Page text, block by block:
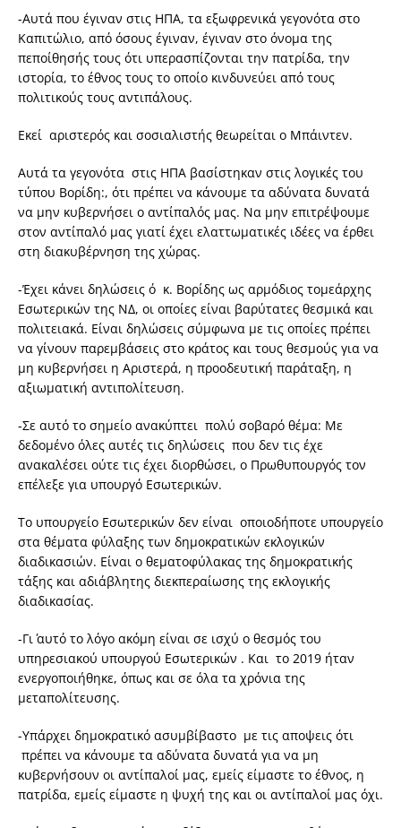
-Αυτά που έγιναν στις ΗΠΑ, τα εξωφρενικά γεγονότα στο
Καπιτώλιο, από όσους έγιναν, έγιναν στο όνομα της
πεποίθησής τους ότι υπερασπίζονται την πατρίδα, την
ιστορία, το έθνος τους το οποίο κινδυνεύει από τους
πολιτικούς τους αντιπάλους.
Εκεί αριστερός και σοσιαλιστής θεωρείται ο Μπάιντεν.
Αυτά τα γεγονότα στις ΗΠΑ βασίστηκαν στις λογικές του
τύπου Βορίδη:, ότι πρέπει να κάνουμε τα αδύνατα δυνατά
να μην κυβερνήσει ο αντίπαλός μας. Να μην επιτρέψουμε
στον αντίπαλό μας γιατί έχει ελαττωματικές ιδέες να έρθει
στη διακυβέρνηση της χώρας.
-Έχει κάνει δηλώσεις ό κ. Βορίδης ως αρμόδιος τομεάρχης
Εσωτερικών της ΝΔ, οι οποίες είναι βαρύτατες θεσμικά και
πολιτειακά. Είναι δηλώσεις σύμφωνα με τις οποίες πρέπει
να γίνουν παρεμβάσεις στο κράτος και τους θεσμούς για να
μη κυβερνήσει η Αριστερά, η προοδευτική παράταξη, η
αξιωματική αντιπολίτευση.
-Σε αυτό το σημείο ανακύπτει πολύ σοβαρό θέμα: Με
δεδομένο όλες αυτές τις δηλώσεις που δεν τις έχε
ανακαλέσει ούτε τις έχει διορθώσει, ο Πρωθυπουργός τον
επέλεξε για υπουργό Εσωτερικών.
Το υπουργείο Εσωτερικών δεν είναι οποιοδήποτε υπουργείο
στα θέματα φύλαξης των δημοκρατικών εκλογικών
διαδικασιών. Είναι ο θεματοφύλακας της δημοκρατικής
τάξης και αδιάβλητης διεκπεραίωσης της εκλογικής
διαδικασίας.
-Γι΄ αυτό το λόγο ακόμη είναι σε ισχύ ο θεσμός του
υπηρεσιακού υπουργού Εσωτερικών . Και το 2019 ήταν
ενεργοποιήθηκε, όπως και σε όλα τα χρόνια της
μεταπολίτευσης.
-Υπάρχει δημοκρατικό ασυμβίβαστο με τις αποψεις ότι
πρέπει να κάνουμε τα αδύνατα δυνατά για να μη
κυβερνήσουν οι αντίπαλοί μας, εμείς είμαστε το έθνος, η
πατρίδα, εμείς είμαστε η ψυχή της και οι αντίπαλοί μας όχι.